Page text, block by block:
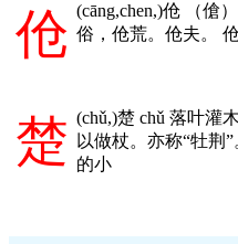
伧 (cāng,chen,)伧 （傖
俗，伧荒。伧夫。
楚 (chǔ,)楚 chǔ 落叶灌
以做杖。亦称“牡荆
的小